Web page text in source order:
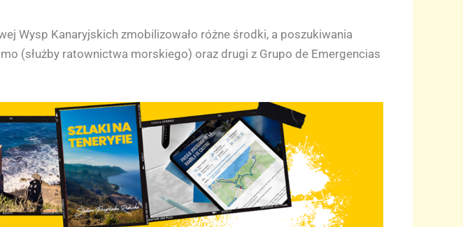
Wysp Kanaryjskich zmobilizowało różne środki, a poszukiwania
(służby ratownictwa morskiego) oraz drugi z Grupo de Emergencias